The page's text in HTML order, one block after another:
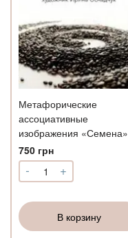
Метафорические
ассоциативные
изображения «Семена»
750 грн
-
Количество
Метафорические
изображения
«Семена»
+
В корзину